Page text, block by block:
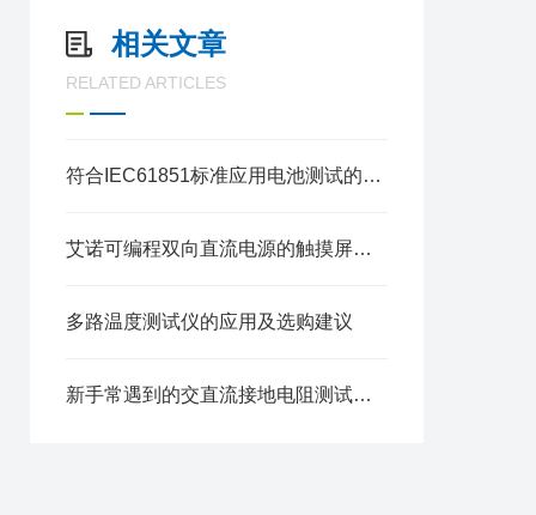
相关文章
RELATED ARTICLES
符合IEC61851标准应用电池测试的安规测试一体机
艾诺可编程双向直流电源的触摸屏界面与快捷键操作技巧
多路温度测试仪的应用及选购建议
新手常遇到的交直流接地电阻测试仪EGB-324使用难题分析